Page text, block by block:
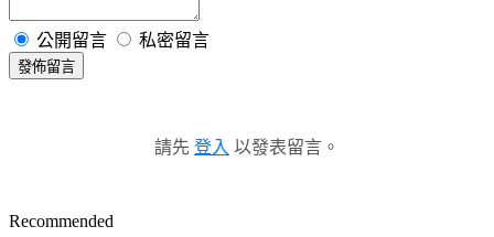
公開留言 私密留言
發佈留言
請先 登入 以發表留言。
Recommended